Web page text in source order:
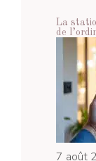
La
de
7 août